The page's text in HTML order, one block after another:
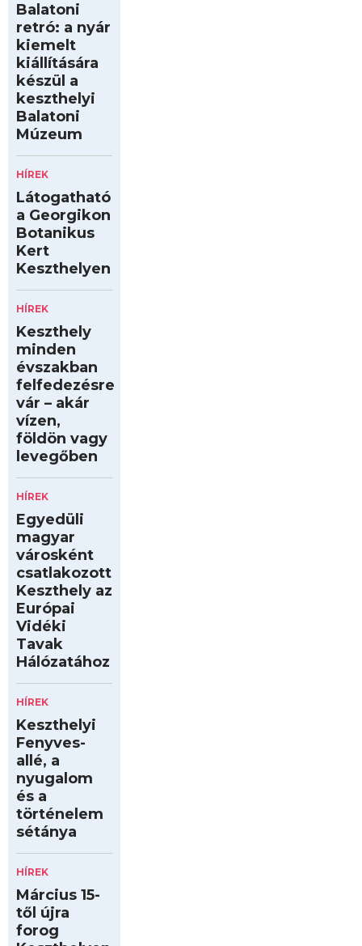
Balatoni
retró: a nyár
kiemelt
kiállítására
készül a
keszthelyi
Balatoni
Múzeum
HÍREK
Látogatható
a Georgikon
Botanikus
Kert
Keszthelyen
HÍREK
Keszthely
minden
évszakban
felfedezésre
vár – akár
vízen,
földön vagy
levegőben
HÍREK
Egyedüli
magyar
városként
csatlakozott
Keszthely az
Európai
Vidéki
Tavak
Hálózatához
HÍREK
Keszthelyi
Fenyves-
allé, a
nyugalom
és a
történelem
sétánya
HÍREK
Március 15-
től újra
forog